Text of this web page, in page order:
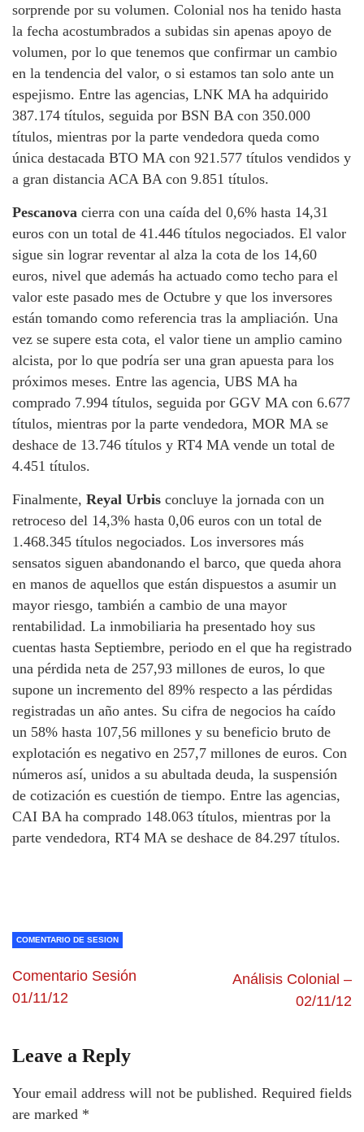
sorprende por su volumen. Colonial nos ha tenido hasta
la fecha acostumbrados a subidas sin apenas apoyo de
volumen, por lo que tenemos que confirmar un cambio
en la tendencia del valor, o si estamos tan solo ante un
espejismo. Entre las agencias, LNK MA ha adquirido
387.174 títulos, seguida por BSN BA con 350.000
títulos, mientras por la parte vendedora queda como
única destacada BTO MA con 921.577 títulos vendidos y
a gran distancia ACA BA con 9.851 títulos.
Pescanova cierra con una caída del 0,6% hasta 14,31
euros con un total de 41.446 títulos negociados. El valor
sigue sin lograr reventar al alza la cota de los 14,60
euros, nivel que además ha actuado como techo para el
valor este pasado mes de Octubre y que los inversores
están tomando como referencia tras la ampliación. Una
vez se supere esta cota, el valor tiene un amplio camino
alcista, por lo que podría ser una gran apuesta para los
próximos meses. Entre las agencia, UBS MA ha
comprado 7.994 títulos, seguida por GGV MA con 6.677
títulos, mientras por la parte vendedora, MOR MA se
deshace de 13.746 títulos y RT4 MA vende un total de
4.451 títulos.
Finalmente, Reyal Urbis concluye la jornada con un
retroceso del 14,3% hasta 0,06 euros con un total de
1.468.345 títulos negociados. Los inversores más
sensatos siguen abandonando el barco, que queda ahora
en manos de aquellos que están dispuestos a asumir un
mayor riesgo, también a cambio de una mayor
rentabilidad. La inmobiliaria ha presentado hoy sus
cuentas hasta Septiembre, periodo en el que ha registrado
una pérdida neta de 257,93 millones de euros, lo que
supone un incremento del 89% respecto a las pérdidas
registradas un año antes. Su cifra de negocios ha caído
un 58% hasta 107,56 millones y su beneficio bruto de
explotación es negativo en 257,7 millones de euros. Con
números así, unidos a su abultada deuda, la suspensión
de cotización es cuestión de tiempo. Entre las agencias,
CAI BA ha comprado 148.063 títulos, mientras por la
parte vendedora, RT4 MA se deshace de 84.297 títulos.
COMENTARIO DE SESION
Comentario Sesión
01/11/12
Análisis Colonial –
02/11/12
Leave a Reply
Your email address will not be published. Required fields
are marked *